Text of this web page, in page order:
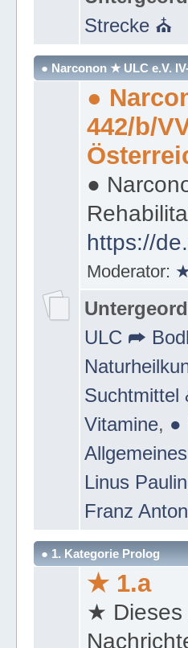
Strecke ⛪
● Narconon ★ ULC e.V.
●
442/b/
●
https://
Moderator:
ULC ➦
Suchtmittel
Vitamine, ●
Linus
Franz
● 1. Kategorie Prolog
★ 1.a
★ Dieses